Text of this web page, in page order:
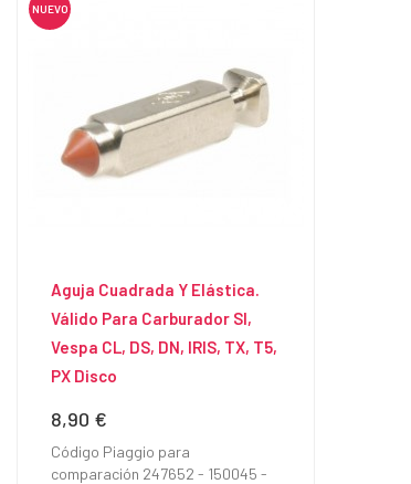
NUEVO
Aguja Cuadrada Y Elástica.
Válido Para Carburador SI,
Vespa CL, DS, DN, IRIS, TX, T5,
PX Disco
Precio
8,90 €
Código Piaggio para
comparación 247652 - 150045 -